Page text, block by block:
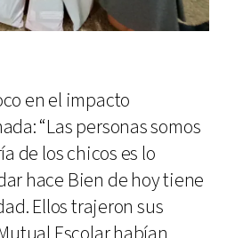
en el impacto
“Las personas somos
de los chicos es lo
hace Bien de hoy tiene
Ellos trajeron sus